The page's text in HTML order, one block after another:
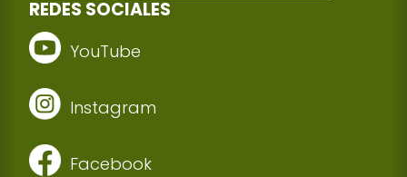
REDES SOCIALES
YouTube
Instagram
Facebook